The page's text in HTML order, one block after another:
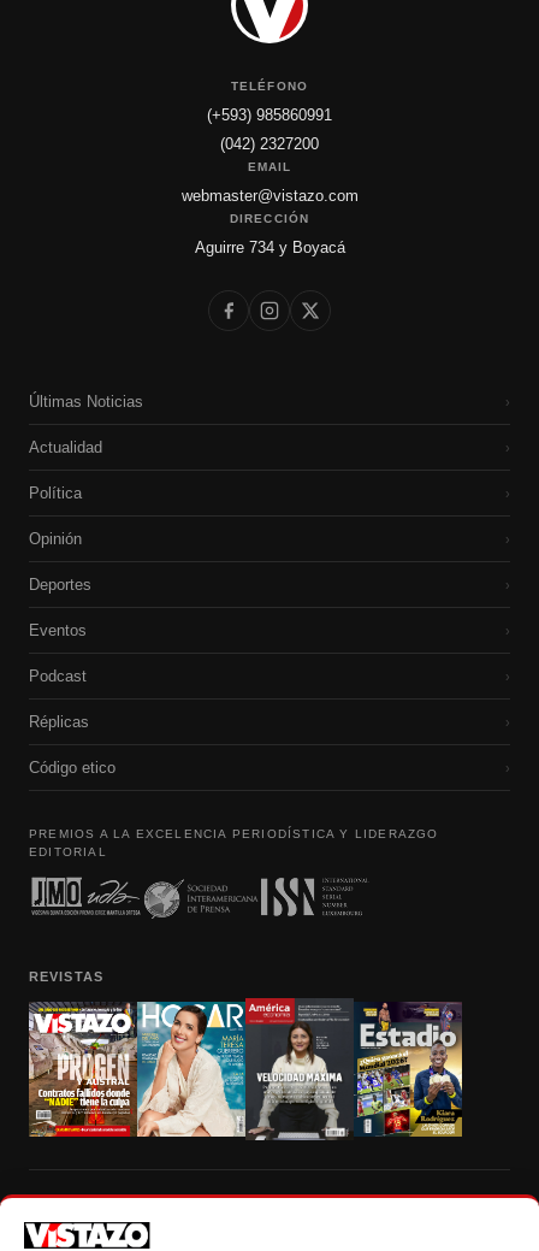
TELÉFONO
(+593) 985860991
(042) 2327200
EMAIL
webmaster@vistazo.com
DIRECCIÓN
Aguirre 734 y Boyacá
Últimas Noticias ›
Actualidad ›
Política ›
Opinión ›
Deportes ›
Eventos ›
Podcast ›
Réplicas ›
Código etico ›
PREMIOS A LA EXCELENCIA PERIODÍSTICA Y LIDERAZGO
EDITORIAL
REVISTAS
autorización escrita de su titular, de todos los contenidos de Vistazo.com.